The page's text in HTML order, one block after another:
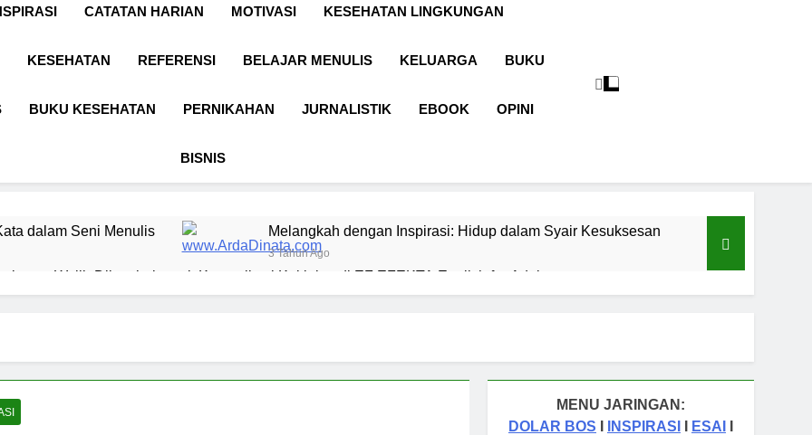
CATATAN HARIAN MOTIVASI KESEHATAN LINGKUNGAN
KESEHATAN REFERENSI BELAJAR MENULIS KELUARGA BUKU
BUKU KESEHATAN PERNIKAHAN JURNALISTIK EBOOK OPINI
BISNIS
dalam Seni Menulis Melangkah dengan Inspirasi: Hidup dalam Syair Kesuksesan
3 Tahun Ago
yang Wajib Diketahui untuk Komunikasi Kekinian di EF EFEKTA English for Adults
Digital sebagai Lanskap Pembelajaran Basmalah sebagai Pintu Kehidupan
MENU JARINGAN:
DOLAR BOS
INSPIRASI ESAI